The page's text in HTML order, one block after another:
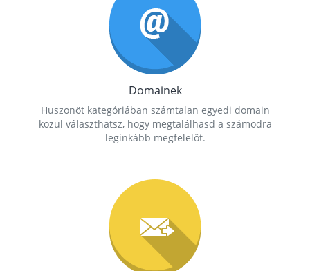
Domainek
Huszonöt kategóriában számtalan egyedi domain
közül választhatsz, hogy megtalálhasd a számodra
leginkább megfelelőt.